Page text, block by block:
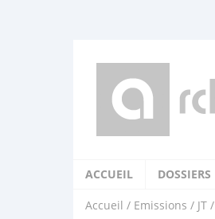
ACCUEIL DOSSIERS
Accueil / Emissions / JT /